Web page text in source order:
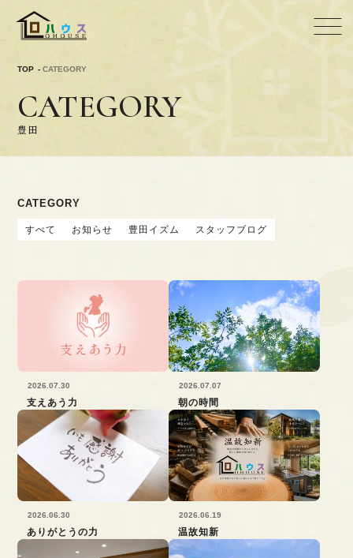
TOP CATEGORY
CATEGORY
豊田
CATEGORY
すべて お知らせ 豊田イズム スタッフブログ
2026.07.30
支えあう力
2026.07.07
朝の時間
2026.06.30
ありがとうの力
2026.06.19
温故知新